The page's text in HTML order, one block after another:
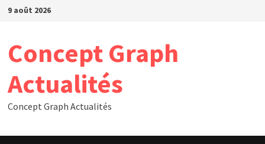
Passer
9 août 2026
Concept Graph
Actualités
Concept Graph Actualités